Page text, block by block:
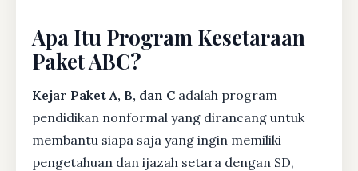
Apa Itu Program Kesetaraan
Paket ABC?
Kejar Paket A, B, dan C adalah program
pendidikan nonformal yang dirancang untuk
membantu siapa saja yang ingin memiliki
pengetahuan dan ijazah setara dengan SD,